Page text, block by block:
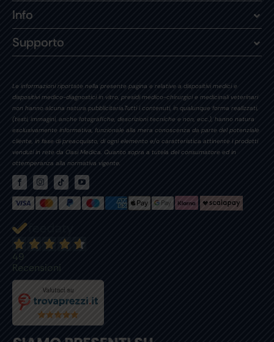
Info
Supporto
Le informazioni riportate nella presente pagina e relative a dispositivi medici e
dispositivi medico-diagnostici in vitro, presidi medico-chirurgici e medicinali veterinari
non hanno alcuna natura pubblicitaria.Tutti i contenuti, in qualunque forma realizzati,
(testi, immagini, anche fotografiche, descrizioni tecniche e non, ecc.), hanno natura
esclusivamente informativa, funzionale alla mera conoscenza da parte del potenziale
cliente, in fase di preacquisto, di ogni elemento e/o caratteristica attinente i prodotti
venduti in rete da Oasi Medica. Quanto sopra a tutela del consumatore ed in
ottemperanza alla normativa vigente.
49
Recensioni